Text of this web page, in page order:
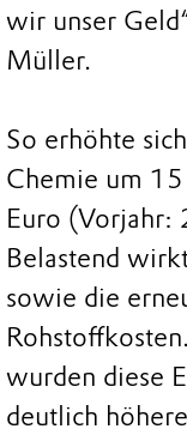
wir unser
Müller.
So erhöhte
Chemie um
Euro
Belastend
sowie die
wurden diese
deutlich